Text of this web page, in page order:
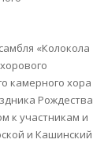
«Колокола
камерного хора
Рождества
к участникам и
и Кашинский